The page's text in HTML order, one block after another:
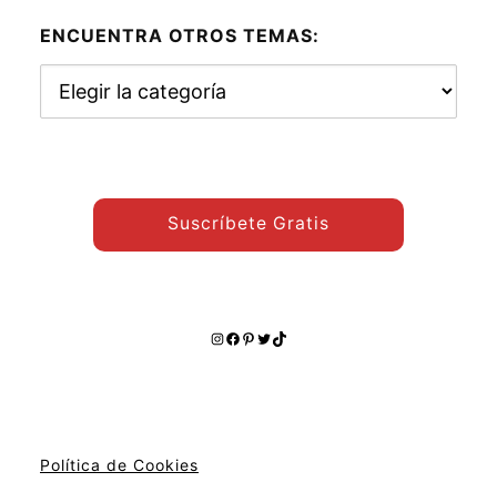
ENCUENTRA OTROS TEMAS:
otros
Suscríbete Gratis
Instagram
Facebook
Pinterest
Twitter
TikTok
Política de Cookies